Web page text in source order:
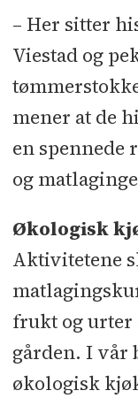
– Her sitter
Viestad og
mener at de
en
og
Økologisk
Aktivitetene
frukt og urter
gården. I vår
økologisk